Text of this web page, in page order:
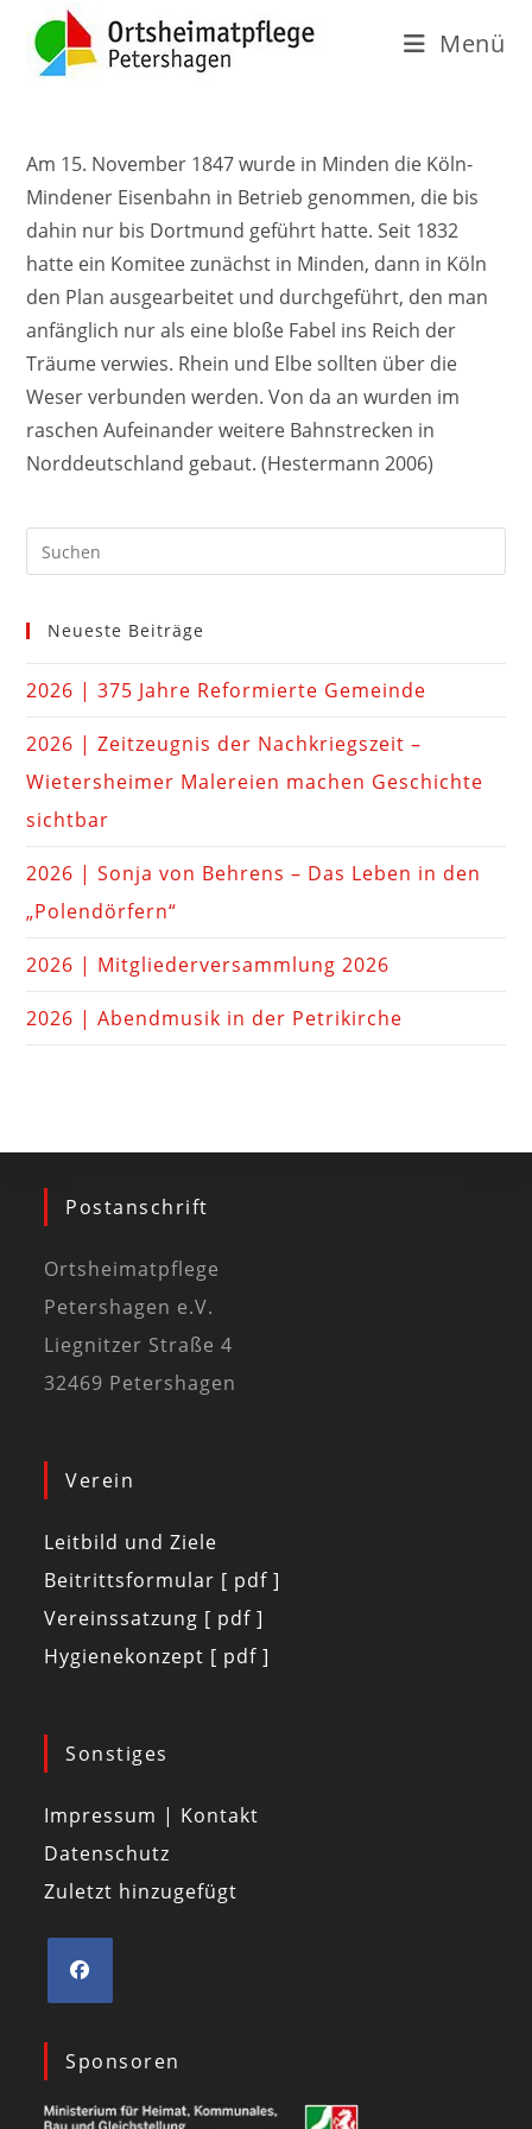
Menü
Am 15. November 1847 wurde in Minden die Köln-
Mindener Eisenbahn in Betrieb genommen, die bis
dahin nur bis Dortmund geführt hatte. Seit 1832
hatte ein Komitee zunächst in Minden, dann in Köln
den Plan ausgearbeitet und durchgeführt, den man
anfänglich nur als eine bloße Fabel ins Reich der
Träume verwies. Rhein und Elbe sollten über die
Weser verbunden werden. Von da an wurden im
raschen Aufeinander weitere Bahnstrecken in
Norddeutschland gebaut. (Hestermann 2006)
Neueste Beiträge
2026 | 375 Jahre Reformierte Gemeinde
2026 | Zeitzeugnis der Nachkriegszeit –
Wietersheimer Malereien machen Geschichte
sichtbar
2026 | Sonja von Behrens – Das Leben in den
„Polendörfern“
2026 | Mitgliederversammlung 2026
2026 | Abendmusik in der Petrikirche
Postanschrift
Ortsheimatpflege
Petershagen e.V.
Liegnitzer Straße 4
32469 Petershagen
Verein
Leitbild und Ziele
Beitrittsformular [ pdf ]
Vereinssatzung [ pdf ]
Hygienekonzept [ pdf ]
Sonstiges
Impressum | Kontakt
Datenschutz
Zuletzt hinzugefügt
Sponsoren